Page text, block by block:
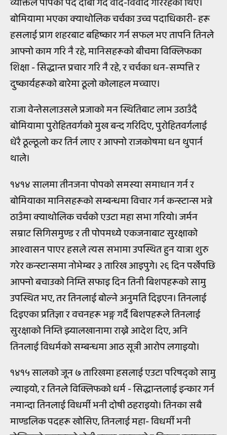
बोमियामा भएका क्याथोलिक चर्चका उच्च पदाधिकारी- हरू
हसलाई प्राग शहरबाट बहिष्कार गर्न सफल भए तापनि तिनले
आफ्नो काम गरि नै रहे, मानिसहरूको बीचमा विक्लिफका
शिक्षा - सिद्धान्त प्रचार गरि नै रहे, र चर्चका धन-सम्पत्ति र
दुष्कार्यहरूको बारेमा ठूलो कोलाहल मच्चाए।
राजा वेन्तेसलाउसले प्रजाको मन स्थितिबाट लाभ उठाउँदै
बोमियामा पुरोहितवर्गको मुख बन्द गरिदिए, पुरोहितवर्गलाई
धेरै ठूल्ठूलो कर तिर्न लाए र आफ्नो राजकोषमा धन थुपार्न
थाले।
१४१४ सालमा तीनजना पोपको समस्या समाधान गर्न र
बोमियाका मानिसहरूको सम्बन्धमा विचार गर्न कन्स्टान्स भन्ने
ठाउँमा क्याथोलिक चर्चको एउटा महा सभा गरियो। जर्मन
सम्राट सिगिसमुण्ड र ती पोपमध्ये एकजनाबाट सुरक्षाको
आश्वासन पाएर हसले त्यस सभामा उपस्थित हुन यात्रा शुरु
गरेर कन्स्टान्समा नोभेम्बर ३ तारिख आइपुगे। २६ दिन पर्खेपछि
आफ्नो बचाउको निम्ति सफाइ दिन तिनी बिशपहरूको सामु
उपस्थित भए, तर तिनलाई बोल्ने अनुमति दिइएन। तिनलाई
दिइएका प्रतिज्ञा र वचनहरू भङ्ग गर्दै बिशपहरूले तिनलाई
सुरक्षाको निम्ति झ्यालखानामा राख्ने आदेश दिए, अनि
तिनलाई विधर्मको सम्बन्धमा आठ सूत्री आरोप लगाइयो।
१४१५ सालको जून ७ तारिखमा हसलाई एउटा परिषद्को सामु
ल्याइयो, र तिनले विक्लिफको धर्म - सिद्धान्तलाई इन्कार गर्न
नमान्दा तिनलाई विधर्मी भनी दोषी ठहराइयो। तिनका सबै
माण्डलिक पदहरू खोसिए, तिनलाई महा- विधर्मी भनी